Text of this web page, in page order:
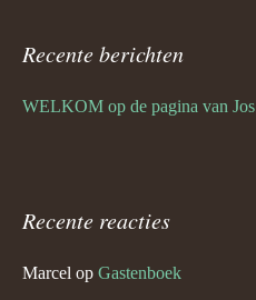
Recente berichten
Recente reacties
Marcel op Gastenboek